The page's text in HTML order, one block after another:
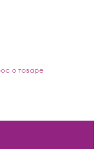
о товаре